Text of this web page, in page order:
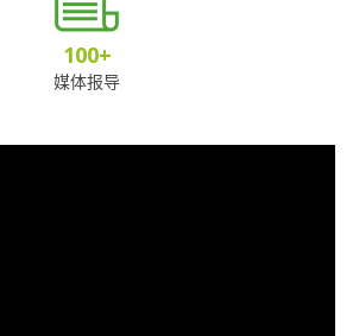
100+
媒体报导